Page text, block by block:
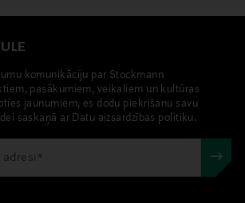
komunikāciju par Stockmann
pasākumiem, veikaliem un kultūras
jaunumiem, es dodu piekrišanu savu
saskaņā ar Datu aizsardzības politiku.